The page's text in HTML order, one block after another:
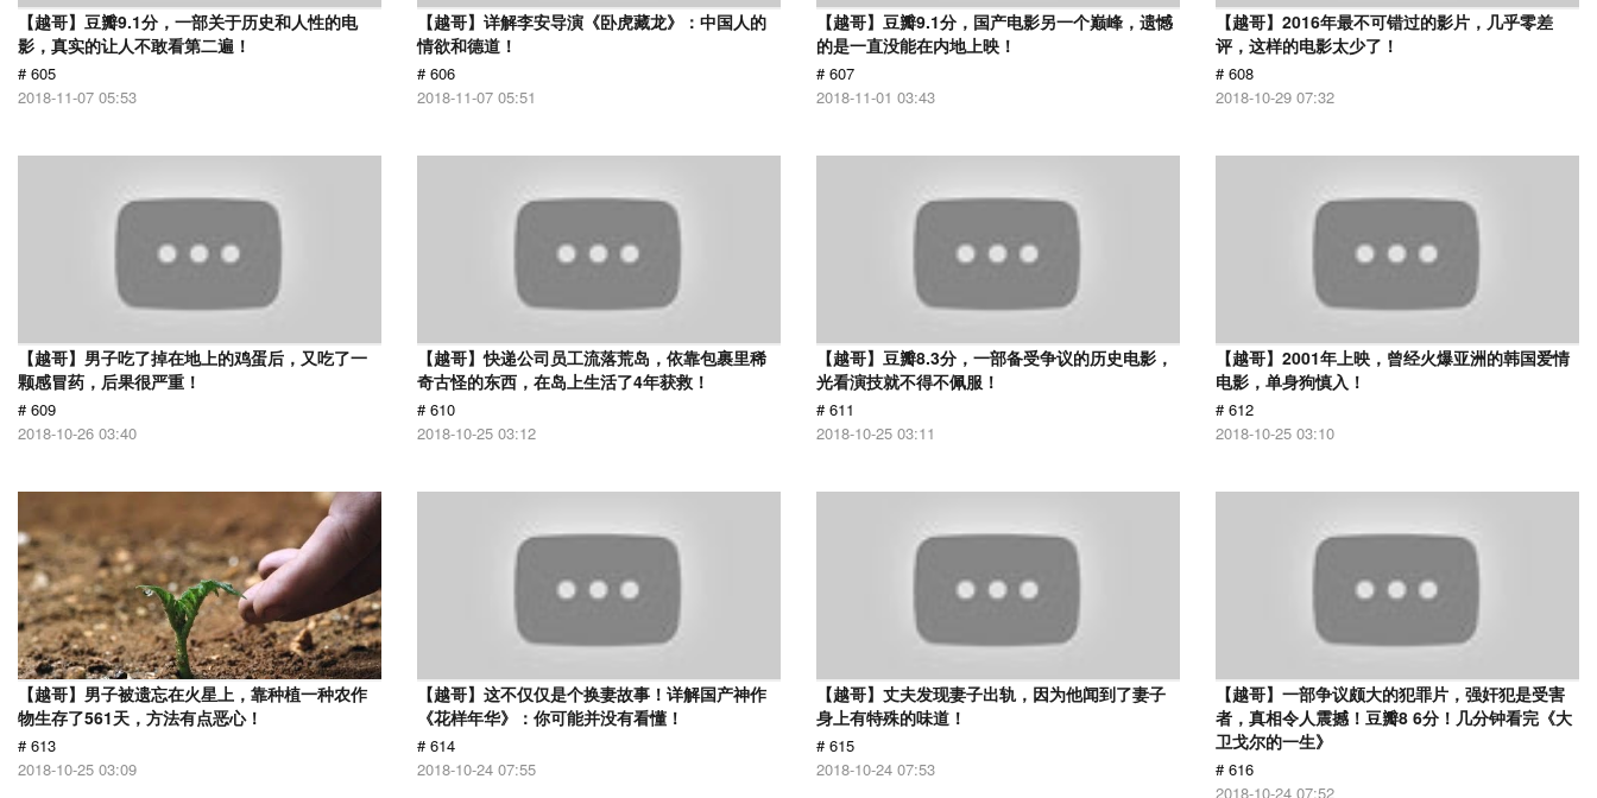
【越哥】豆瓣9.1分，一部关于历史和人性的电
影，真实的让人不敢看第二遍！
# 605
2018-11-07 05:53
【越哥】详解李安导演《卧虎藏龙》：中国人的
情欲和德道！
# 606
2018-11-07 05:51
【越哥】豆瓣9.1分，国产电影另一个巅峰，遗憾
的是一直没能在内地上映！
# 607
2018-11-01 03:43
【越哥】2016年最不可错过的影片，几乎零差
评，这样的电影太少了！
# 608
2018-10-29 07:32
【越哥】男子吃了掉在地上的鸡蛋后，又吃了一
颗感冒药，后果很严重！
# 609
2018-10-26 03:40
【越哥】快递公司员工流落荒岛，依靠包裹里稀
奇古怪的东西，在岛上生活了4年获救！
# 610
2018-10-25 03:12
【越哥】豆瓣8.3分，一部备受争议的历史电影，
光看演技就不得不佩服！
# 611
2018-10-25 03:11
【越哥】2001年上映，曾经火爆亚洲的韩国爱情
电影，单身狗慎入！
# 612
2018-10-25 03:10
【越哥】男子被遗忘在火星上，靠种植一种农作
物生存了561天，方法有点恶心！
# 613
2018-10-25 03:09
【越哥】这不仅仅是个换妻故事！详解国产神作
《花样年华》：你可能并没有看懂！
# 614
2018-10-24 07:55
【越哥】丈夫发现妻子出轨，因为他闻到了妻子
身上有特殊的味道！
# 615
2018-10-24 07:53
【越哥】一部争议颇大的犯罪片，强奸犯是受害
者，真相令人震撼！豆瓣8 6分！几分钟看完《大
卫戈尔的一生》
# 616
2018-10-24 07:52